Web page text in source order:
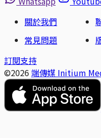
關於我們
常見問題
訂閱支持
©2026 端傳媒 Initium